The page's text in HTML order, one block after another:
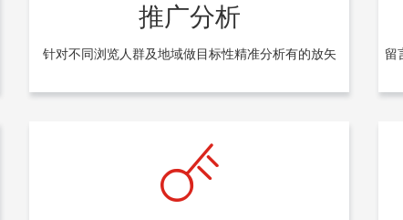
推广分析
针对不同浏览人群及地域做目标性精准分析有的放矢 留